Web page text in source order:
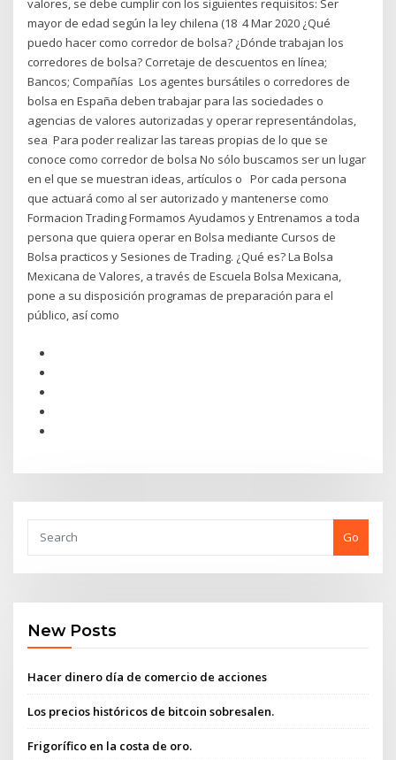
valores, se debe cumplir con los siguientes requisitos: Ser
mayor de edad según la ley chilena (18 4 Mar 2020 ¿Qué
puedo hacer como corredor de bolsa? ¿Dónde trabajan los
corredores de bolsa? Corretaje de descuentos en línea;
Bancos; Compañías Los agentes bursátiles o corredores de
bolsa en España deben trabajar para las sociedades o
agencias de valores autorizadas y operar representándolas,
sea Para poder realizar las tareas propias de lo que se
conoce como corredor de bolsa No sólo buscamos ser un lugar
en el que se muestran ideas, artículos o Por cada persona
que actuará como al ser autorizado y mantenerse como
Formacion Trading Formamos Ayudamos y Entrenamos a toda
persona que quiera operar en Bolsa mediante Cursos de
Bolsa practicos y Sesiones de Trading. ¿Qué es? La Bolsa
Mexicana de Valores, a través de Escuela Bolsa Mexicana,
pone a su disposición programas de preparación para el
público, así como
Go
New Posts
Hacer dinero día de comercio de acciones
Los precios históricos de bitcoin sobresalen.
Frigorífico en la costa de oro.